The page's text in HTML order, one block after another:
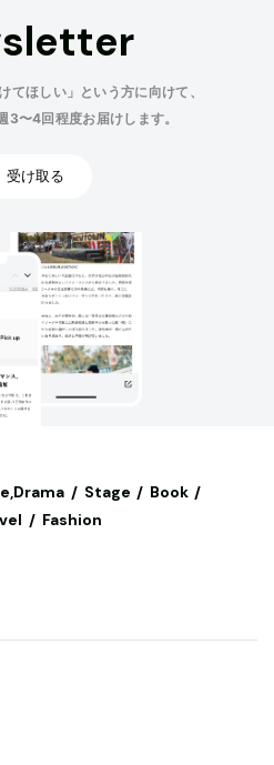
てほしい」という方に向けて、
3〜4回程度お届けします。
受け取る
Stage
Book
Fashion